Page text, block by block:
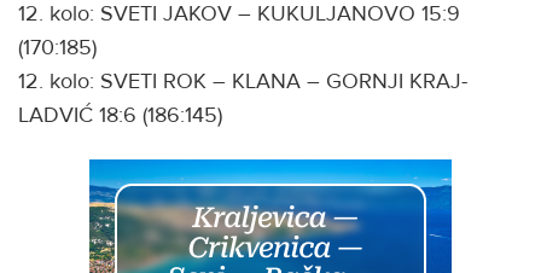
12. kolo: SVETI JAKOV – KUKULJANOVO 15:9
(170:185)
12. kolo: SVETI ROK – KLANA – GORNJI KRAJ-
LADVIĆ 18:6 (186:145)